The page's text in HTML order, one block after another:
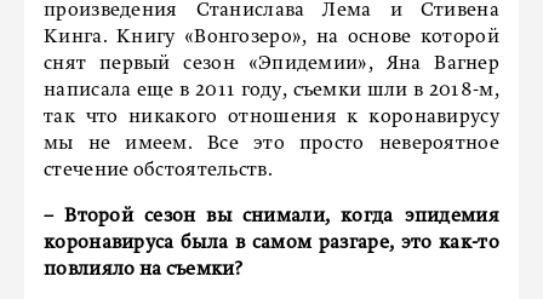
произведения Станислава Лема и Стивена
Кинга. Книгу «Вонгозеро», на основе которой
снят первый сезон «Эпидемии», Яна Вагнер
написала еще в 2011 году, съемки шли в 2018-м,
так что никакого отношения к коронавирусу
мы не имеем. Все это просто невероятное
стечение обстоятельств.
– Второй сезон вы снимали, когда эпидемия
коронавируса была в самом разгаре, это как-то
повлияло на съемки?